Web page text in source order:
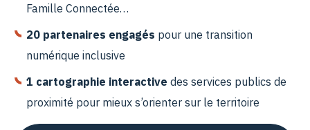
Famille Connectée…
20 partenaires engagés pour une transition
numérique inclusive
1 cartographie interactive des services publics de
proximité pour mieux s’orienter sur le territoire